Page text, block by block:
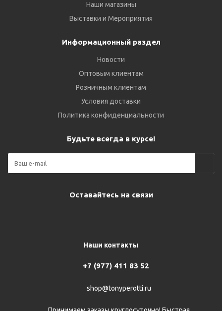
Наши магазины
Выставки и Мероприятия
Информационный раздел
Новости
Оптовым клиентам
Розничным клиентам
Условия доставки
Политика конфиденциальности
Будьте всегда в курсе!
Оставайтесь на связи
Наши контакты
+7 (977) 411 83 52
shop@tonyperotti.ru